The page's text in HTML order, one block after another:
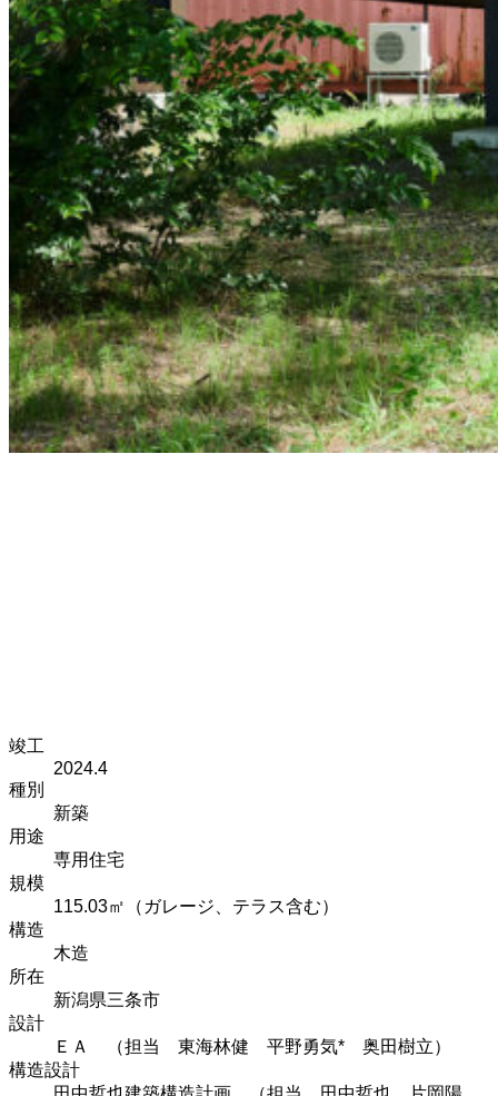
竣工
2024.4
種別
新築
用途
専用住宅
規模
115.03㎡（ガレージ、テラス含む）
構造
木造
所在
新潟県三条市
設計
ＥＡ （担当 東海林健 平野勇気* 奥田樹立）
構造設計